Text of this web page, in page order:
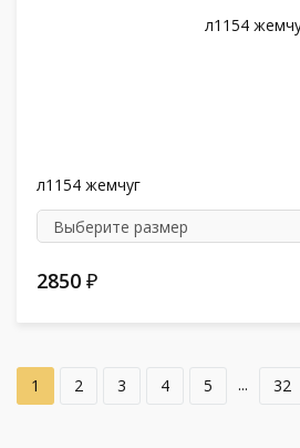
л1154 жемчуг
2850 ₽
1 2 3 4 5 ... 32